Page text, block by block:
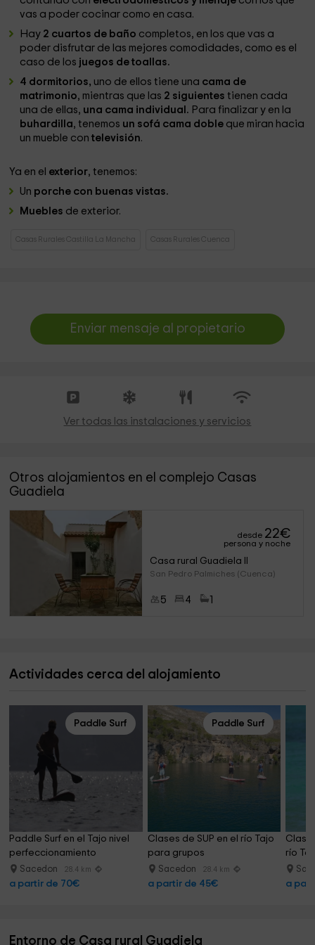
vas a poder cocinar como en casa.
Hay 2 cuartos de baño completos, en los que vas a
poder disfrutar de las mejores comodidades, como es el
caso de los juegos de toallas.
4 dormitorios, uno de ellos tiene una cama de
matrimonio, mientras que las 2 siguientes tienen cada
una de ellas, una cama individual. Para finalizar y en la
buhardilla, tenemos un sofá cama doble que miran hacia
un mueble contelevisión.
Ya en el exterior, tenemos:
Un porche con buenas vistas.
Muebles de exterior.
Casas Rurales Castilla La Mancha Casas Rurales Cuenca
Enviar mensaje al propietario
Ver todas las instalaciones y servicios
Otros alojamientos en el complejo Casas
Guadiela
desde 22€
persona y noche
Casa rural Guadiela II
San Pedro Palmiches (Cuenca)
5 4
Actividades cerca del alojamiento
Paddle Surf
Paddle Surf en el Tajo nivel
perfeccionamiento
Sacedon 28.4 km
a partir de 70€
Paddle Surf
Clases de SUP en el río Tajo
para grupos
Sacedon 28.4 km
a partir de 45€
río
a
Entorno de Casa rural Guadiela